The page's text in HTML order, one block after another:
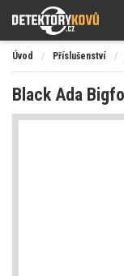
Úvod / Příslušenství /
Black Ada